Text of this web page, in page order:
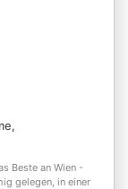
Beste an Wien -
gelegen, in einer